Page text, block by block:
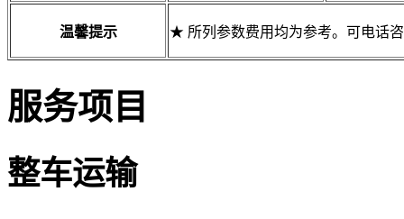
温馨提示 ★ 所列参数费用均为参考。可电话
服务项目
整车运输